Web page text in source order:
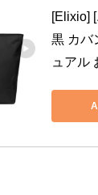
[Elixio]
黒 カバ
ュアル